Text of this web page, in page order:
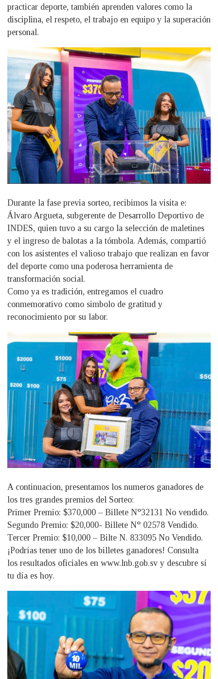
practicar deporte, también aprenden valores como la
disciplina, el respeto, el trabajo en equipo y la superación
personal.
Durante la fase previa sorteo, recibimos la visita e:
Álvaro Argueta, subgerente de Desarrollo Deportivo de
INDES, quien tuvo a su cargo la selección de maletines
y el ingreso de balotas a la tómbola. Además, compartió
con los asistentes el valioso trabajo que realizan en favor
del deporte como una poderosa herramienta de
transformación social.
Como ya es tradición, entregamos el cuadro
conmemorativo como simbolo de gratitud y
reconocimiento por su labor.
A continuacion, presentamos los numeros ganadores de
los tres grandes premios del Sorteo:
Primer Premio: $370,000 – Billete N°32131 No vendido.
Segundo Premio: $20,000- Billete N° 02578 Vendido.
Tercer Premio: $10,000 – Bilte N. 833095 No Vendido.
¡Podrías tener uno de los billetes ganadores! Consulta
los resultados oficiales en www.lnb.gob.sv y descubre sí
tu día es hoy.